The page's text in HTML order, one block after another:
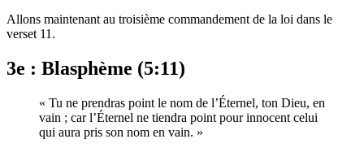
Allons maintenant au troisième commandement de la loi dans le
verset 11.
3e : Blasphème (5:11)
« Tu ne prendras point le nom de l’Éternel, ton Dieu, en
vain ; car l’Éternel ne tiendra point pour innocent celui
qui aura pris son nom en vain. »